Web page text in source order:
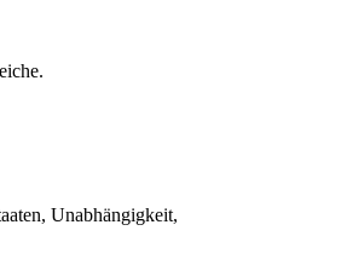
Unabhängigkeit,